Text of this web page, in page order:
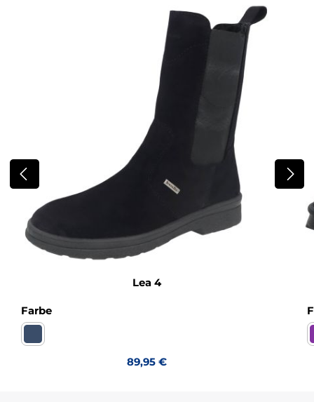
Lea 4
Farbeauswählen
Turino ozean Sympatex WF
Regulärer Preis:
89,95 €